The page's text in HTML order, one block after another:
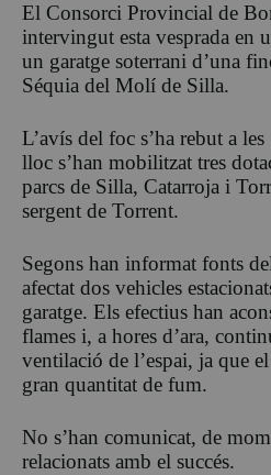
El Consorci Provincial de
intervingut esta vesprada en
un garatge soterrani d’una
Séquia del Molí de Silla.
L’avís del foc s’ha rebut a
lloc s’han mobilitzat tres
parcs de Silla, Catarroja i
sergent de Torrent.
Segons han informat fonts
afectat dos vehicles
garatge. Els efectius han
flames i, a hores d’ara,
ventilació de l’espai, ja que
gran quantitat de fum.
No s’han comunicat, de
relacionats amb el succés.